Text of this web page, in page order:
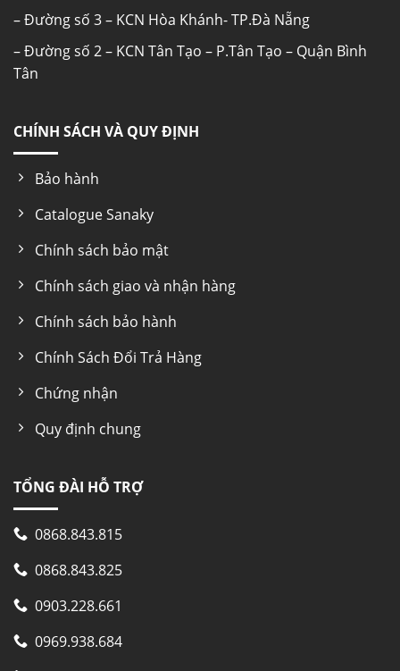
– Đường số 3 – KCN Hòa Khánh- TP.Đà Nẵng
– Đường số 2 – KCN Tân Tạo – P.Tân Tạo – Quận Bình
Tân
CHÍNH SÁCH VÀ QUY ĐỊNH
Bảo hành
Catalogue Sanaky
Chính sách bảo mật
Chính sách giao và nhận hàng
Chính sách bảo hành
Chính Sách Đổi Trả Hàng
Chứng nhận
Quy định chung
TỔNG ĐÀI HỖ TRỢ
0868.843.815
0868.843.825
0903.228.661
0969.938.684